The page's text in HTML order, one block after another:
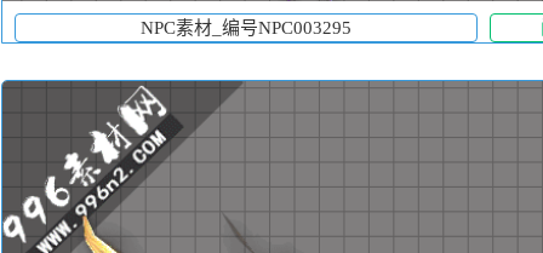
NPC素材_编号NPC003295